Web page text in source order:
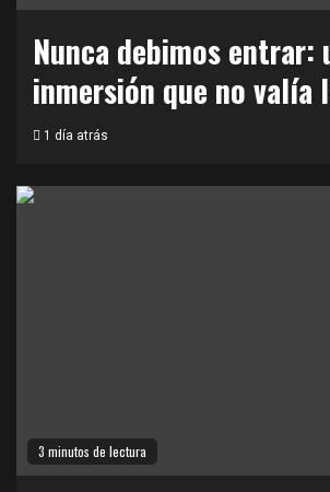
Nunca debimos entrar:
inmersión que no valía
1 día atrás
3 minutos de lectura